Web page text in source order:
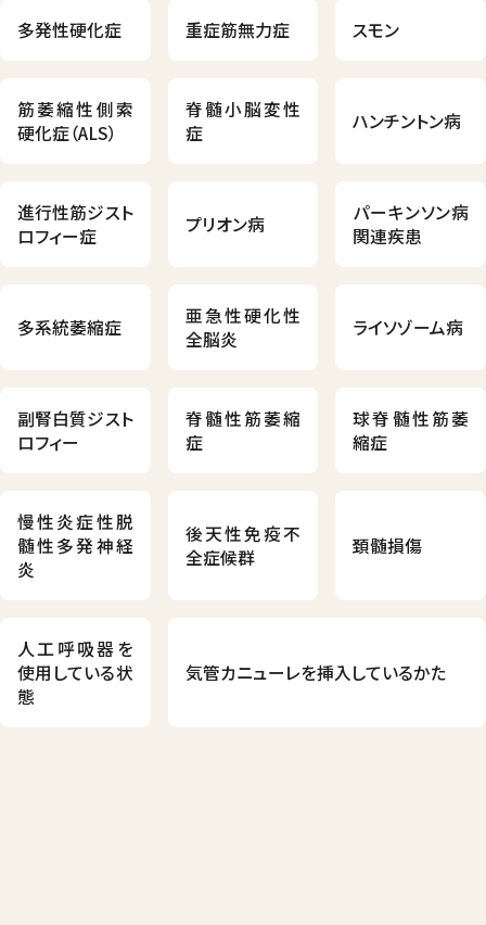
多発性硬化症 重症筋無力症 スモン
筋萎縮性側索
硬化症（ALS）
脊髄小脳変性
症
ハンチントン病
進行性筋ジスト
ロフィー症
プリオン病
パーキンソン病
関連疾患
多系統萎縮症
亜急性硬化性
全脳炎
ライソゾーム病
副腎白質ジスト
ロフィー
脊髄性筋萎縮
症
球脊髄性筋萎
縮症
慢性炎症性脱
髄性多発神経
炎
後天性免疫不
全症候群
頚髄損傷
人工呼吸器を
使用している状
態
気管カニューレを挿入しているかた